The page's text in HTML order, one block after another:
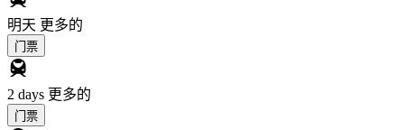
明天 更多的
门票
2 days 更多的
门票